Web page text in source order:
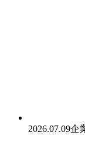
2026.07.09企